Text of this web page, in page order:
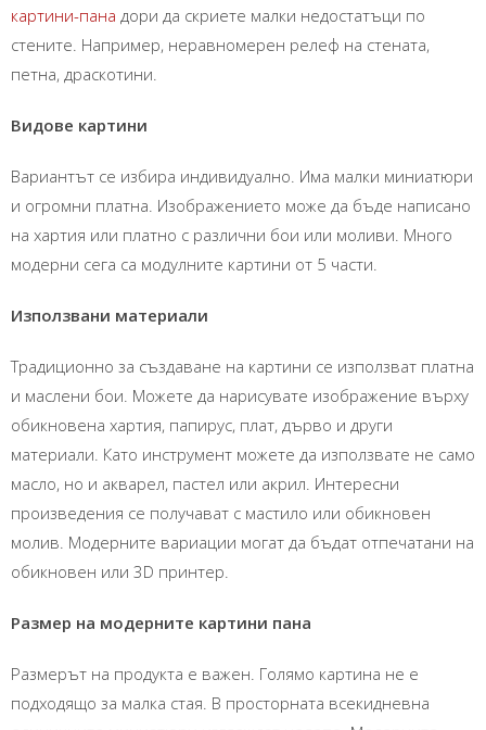
картини-пана дори да скриете малки недостатъци по
стените. Например, неравномерен релеф на стената,
петна, драскотини.
Видове картини
Вариантът се избира индивидуално. Има малки миниатюри
и огромни платна. Изображението може да бъде написано
на хартия или платно с различни бои или моливи. Много
модерни сега са модулните картини от 5 части.
Използвани материали
Традиционно за създаване на картини се използват платна
и маслени бои. Можете да нарисувате изображение върху
обикновена хартия, папирус, плат, дърво и други
материали. Като инструмент можете да използвате не само
масло, но и акварел, пастел или акрил. Интересни
произведения се получават с мастило или обикновен
молив. Модерните вариации могат да бъдат отпечатани на
обикновен или 3D принтер.
Размер на модерните картини пана
Размерът на продукта е важен. Голямо картина не е
подходящо за малка стая. В просторната всекидневна